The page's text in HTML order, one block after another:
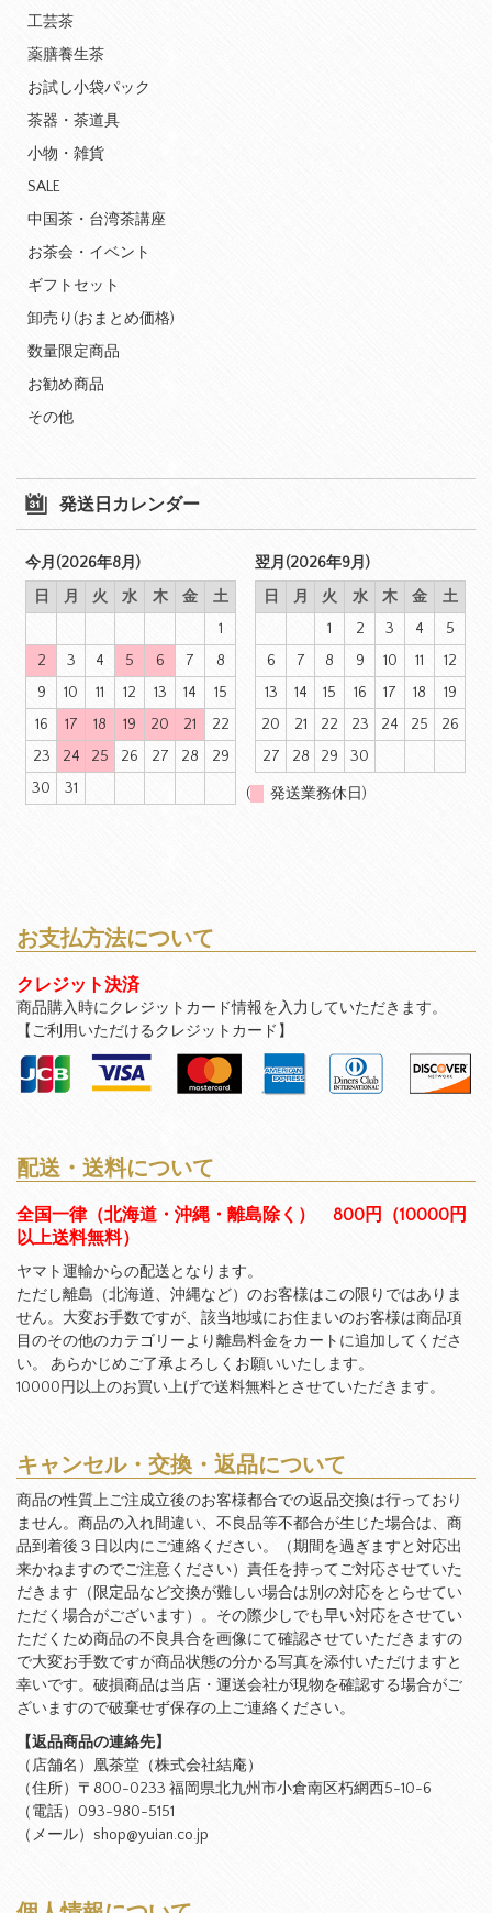
工芸茶
薬膳養生茶
お試し小袋パック
茶器・茶道具
小物・雑貨
SALE
中国茶・台湾茶講座
お茶会・イベント
ギフトセット
卸売り(おまとめ価格)
数量限定商品
お勧め商品
その他
発送日カレンダー
今月(2026年8月)
日
月 火 水 木 金
土
1
2
3 4 5 6 7
8
9
10 11 12 13 14
15
16
17 18 19 20 21
22
23
24 25 26 27 28
29
30
31
翌月(2026年9月)
日
月 火 水 木 金
土
1
2 3 4
5
6
7 8 9 10 11
12
13
14 15 16 17 18
19
20
21 22 23 24 25
26
27
28 29 30
( 発送業務休日)
お支払方法について
クレジット決済
商品購入時にクレジットカード情報を入力していただきます。
【ご利用いただけるクレジットカード】
配送・送料について
全国一律（北海道・沖縄・離島除く） 800円（10000円
以上送料無料）
ヤマト運輸からの配送となります。
ただし離島（北海道、沖縄など）のお客様はこの限りではありま
せん。大変お手数ですが、該当地域にお住まいのお客様は商品項
目のその他のカテゴリーより離島料金をカートに追加してくださ
い。 あらかじめご了承よろしくお願いいたします。
10000円以上のお買い上げで送料無料とさせていただきます。
キャンセル・交換・返品について
商品の性質上ご注成立後のお客様都合での返品交換は行っており
ません。商品の入れ間違い、不良品等不都合が生じた場合は、商
品到着後３日以内にご連絡ください。（期間を過ぎますと対応出
来かねますのでご注意ください）責任を持ってご対応させていた
だきます（限定品など交換が難しい場合は別の対応をとらせてい
ただく場合がございます）。その際少しでも早い対応をさせてい
ただくため商品の不良具合を画像にて確認させていただきますの
で大変お手数ですが商品状態の分かる写真を添付いただけますと
幸いです。破損商品は当店・運送会社が現物を確認する場合がご
ざいますので破棄せず保存の上ご連絡ください。
【返品商品の連絡先】
（店舗名）凰茶堂（株式会社結庵）
（住所）〒800-0233 福岡県北九州市小倉南区朽網西5-10-6
（電話）093-980-5151
（メール）shop@yuian.co.jp